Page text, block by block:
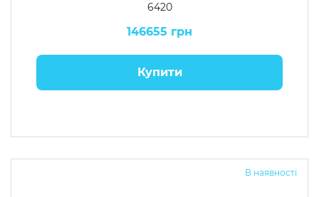
6420
146655 грн
Купити
В наявності